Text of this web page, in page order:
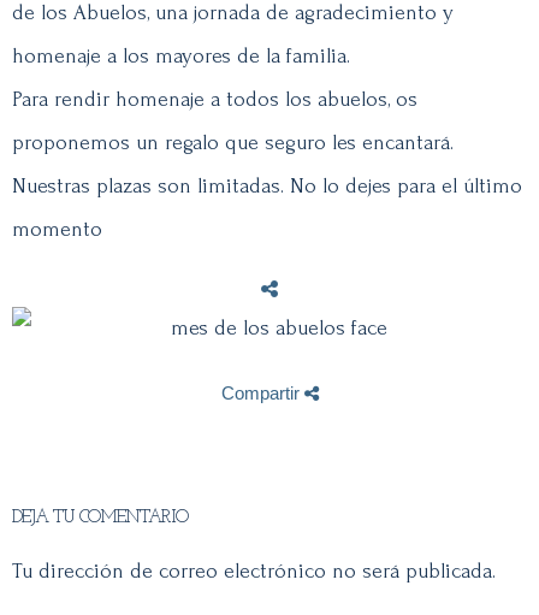
de los Abuelos, una jornada de agradecimiento y
homenaje a los mayores de la familia.
Para rendir homenaje a todos los abuelos, os
proponemos un regalo que seguro les encantará.
Nuestras plazas son limitadas. No lo dejes para el último
momento
Compartir
DEJA TU COMENTARIO
Tu dirección de correo electrónico no será publicada.